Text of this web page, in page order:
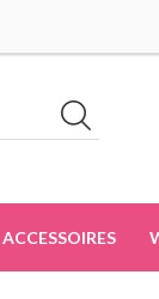
ACCESSOIRES